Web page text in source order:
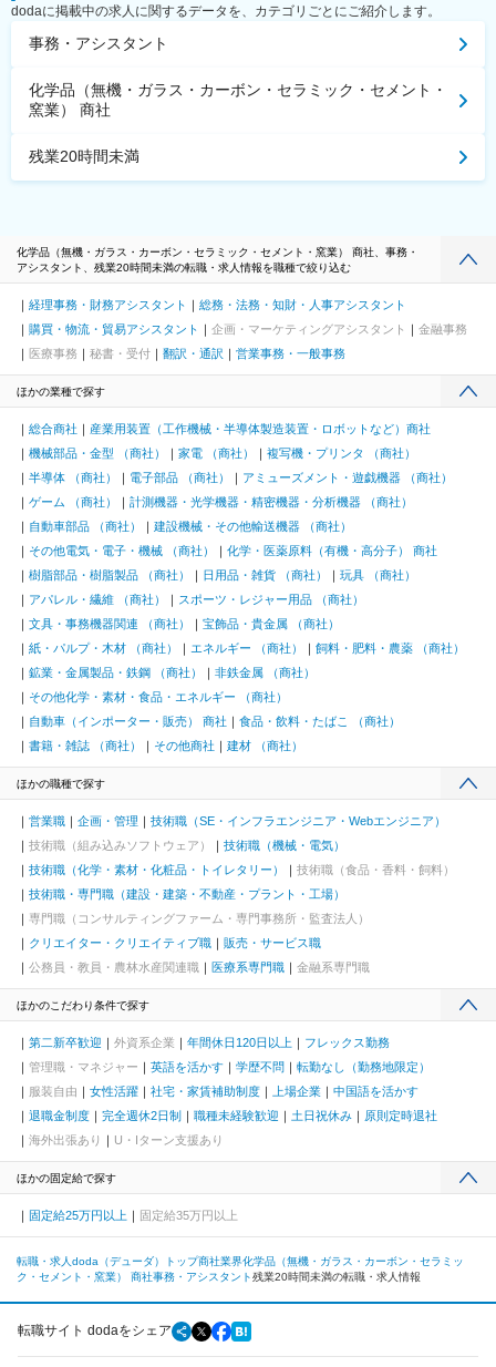
dodaに掲載中の求人に関するデータを、カテゴリごとにご紹介します。
事務・アシスタント
化学品（無機・ガラス・カーボン・セラミック・セメント・
窯業） 商社
残業20時間未満
化学品（無機・ガラス・カーボン・セラミック・セメント・窯業） 商社、事務・
アシスタント、残業20時間未満の転職・求人情報を職種で絞り込む
経理事務・財務アシスタント
総務・法務・知財・人事アシスタント
購買・物流・貿易アシスタント
企画・マーケティングアシスタント
金融事務
医療事務
秘書・受付 翻訳・通訳 営業事務・一般事務
ほかの業種で探す
総合商社
産業用装置（工作機械・半導体製造装置・ロボットなど）商社
機械部品・金型 （商社）
家電 （商社）
複写機・プリンタ （商社）
半導体 （商社）
電子部品 （商社）
アミューズメント・遊戯機器 （商社）
ゲーム （商社）
計測機器・光学機器・精密機器・分析機器 （商社）
自動車部品 （商社）
建設機械・その他輸送機器 （商社）
その他電気・電子・機械 （商社）
化学・医薬原料（有機・高分子） 商社
樹脂部品・樹脂製品 （商社）
日用品・雑貨 （商社）
玩具 （商社）
アパレル・繊維 （商社）
スポーツ・レジャー用品 （商社）
文具・事務機器関連 （商社）
宝飾品・貴金属 （商社）
紙・パルプ・木材 （商社）
エネルギー （商社）
飼料・肥料・農薬 （商社）
鉱業・金属製品・鉄鋼 （商社）
非鉄金属 （商社）
その他化学・素材・食品・エネルギー （商社）
自動車（インポーター・販売） 商社
食品・飲料・たばこ （商社）
書籍・雑誌 （商社）
その他商社 建材 （商社）
ほかの職種で探す
営業職 企画・管理
技術職（SE・インフラエンジニア・Webエンジニア）
技術職（組み込みソフトウェア）
技術職（機械・電気）
技術職（化学・素材・化粧品・トイレタリー）
技術職（食品・香料・飼料）
技術職・専門職（建設・建築・不動産・プラント・工場）
専門職（コンサルティングファーム・専門事務所・監査法人）
クリエイター・クリエイティブ職
販売・サービス職
公務員・教員・農林水産関連職
医療系専門職 金融系専門職
ほかのこだわり条件で探す
第二新卒歓迎 外資系企業 年間休日120日以上
フレックス勤務
管理職・マネジャー
英語を活かす 学歴不問
転勤なし（勤務地限定）
服装自由
女性活躍 社宅・家賃補助制度 上場企業
中国語を活かす
退職金制度
完全週休2日制 職種未経験歓迎 土日祝休み
原則定時退社
海外出張あり
U・Iターン支援あり
ほかの固定給で探す
固定給25万円以上 固定給35万円以上
転職・求人doda（デューダ）トップ商社業界化学品（無機・ガラス・カーボン・セラミッ
ク・セメント・窯業） 商社事務・アシスタント残業20時間未満の転職・求人情報
転職サイト dodaをシェア